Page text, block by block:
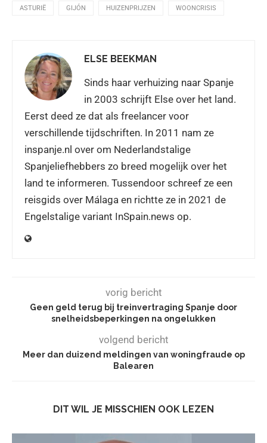
ASTURIË GIJÓN HUIZENPRIJZEN WOONCRISIS
ELSE BEEKMAN
Sinds haar verhuizing naar Spanje
in 2003 schrijft Else over het land.
Eerst deed ze dat als freelancer voor
verschillende tijdschriften. In 2011 nam ze
inspanje.nl over om Nederlandstalige
Spanjeliefhebbers zo breed mogelijk over het
land te informeren. Tussendoor schreef ze een
reisgids over Málaga en richtte ze in 2021 de
Engelstalige variant InSpain.news op.
vorig bericht
Geen geld terug bij treinvertraging Spanje door
snelheidsbeperkingen na ongelukken
volgend bericht
Meer dan duizend meldingen van woningfraude op
Balearen
DIT WIL JE MISSCHIEN OOK LEZEN